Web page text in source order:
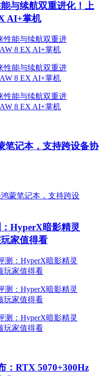
与续航双重进化！上
AI+掌机
笔记本，支持跨设备协
HyperX暗影精灵
家值得看
：RTX 5070+300Hz